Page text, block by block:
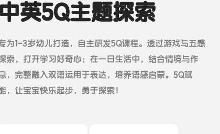
英5Q主题探索
为1-3岁幼儿打造，自主研发5Q课程。透过游戏与五感
索，打开学习好奇心；在一日生活中，结合情境与作
，完整融入双语运用于表达，培养语感启蒙。5Q赋
，让宝宝快乐起步，勇于探索！